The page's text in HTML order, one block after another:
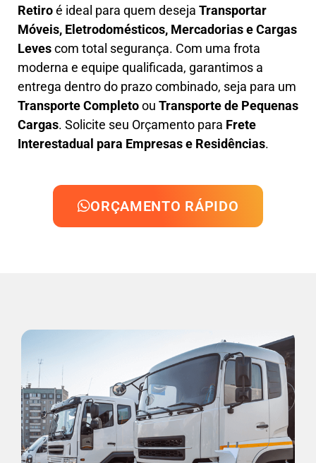
Retiroé ideal para quem deseja Transportar
Móveis, Eletrodomésticos, Mercadorias e Cargas
Levescom total segurança. Com uma frota
moderna e equipe qualificada, garantimos a
entrega dentro do prazo combinado, seja para um
Transporte Completoou Transporte de Pequenas
Cargas. Solicite seu Orçamento para Frete
Interestadual para Empresas e Residências.
ORÇAMENTO RÁPIDO